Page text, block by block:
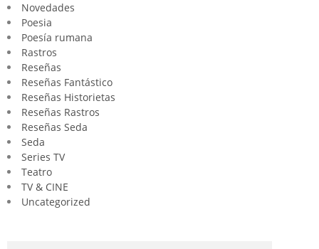
Novedades
Poesia
Poesía rumana
Rastros
Reseñas
Reseñas Fantástico
Reseñas Historietas
Reseñas Rastros
Reseñas Seda
Seda
Series TV
Teatro
TV & CINE
Uncategorized